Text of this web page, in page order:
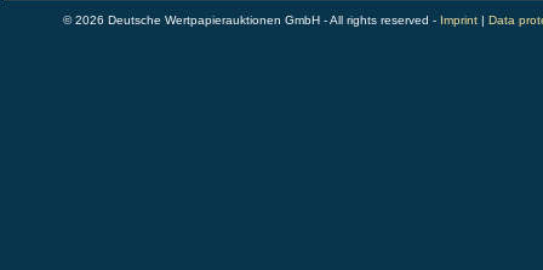
© 2026 Deutsche Wertpapierauktionen GmbH - All rights reserved - Imprint| Data